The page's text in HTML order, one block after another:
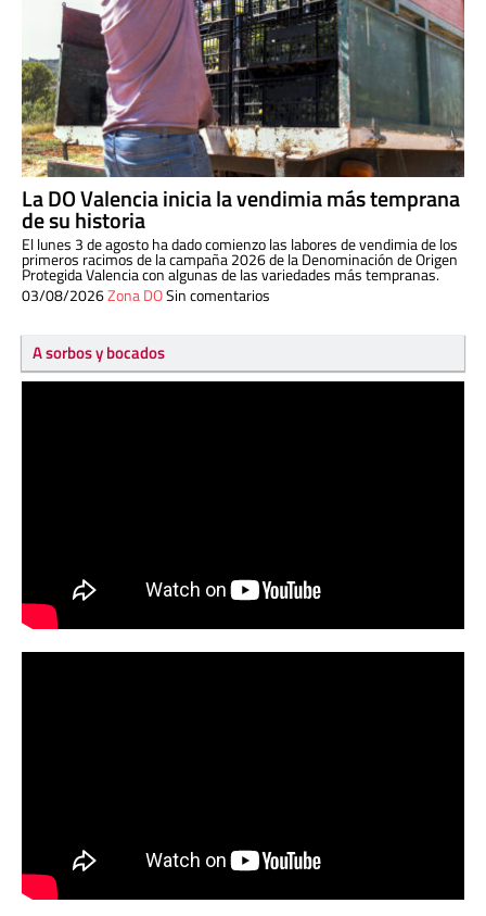
La DO Valencia inicia la vendimia más temprana
de su historia
El lunes 3 de agosto ha dado comienzo las labores de vendimia de los
primeros racimos de la campaña 2026 de la Denominación de Origen
Protegida Valencia con algunas de las variedades más tempranas.
03/08/2026Zona DOSin comentarios
A sorbos y bocados